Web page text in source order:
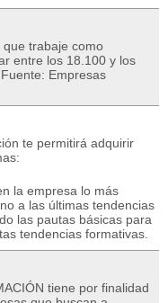
que trabaje como
entre los 18.100 y los
Empresas
te permitirá adquirir
la empresa lo más
a las últimas tendencias
las pautas básicas para
tendencias formativas.
tiene por finalidad